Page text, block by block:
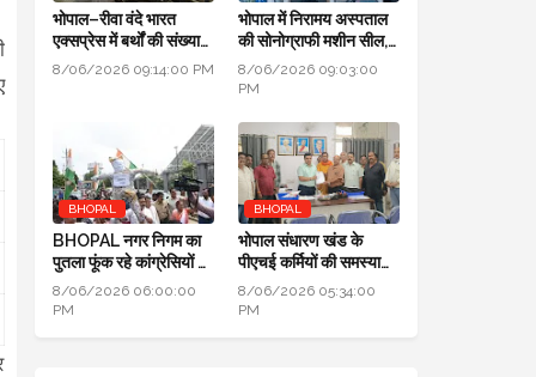
भोपाल–रीवा वंदे भारत
एक्सप्रेस में बर्थों की संख्या
डबल से ज्यादा हुई
8/06/2026 09:14:00 PM
भोपाल में निरामय अस्पताल
की सोनोग्राफी मशीन सील,
सीएमएचओ ने की कार्यवाही
8/06/2026 09:03:00
PM
BHOPAL
BHOPAL नगर निगम का
पुतला फूंक रहे कांग्रेसियों ने
कहा: जब एरिया कमर्शियल
नहीं तो टैक्स क्यों लिया
8/06/2026 06:00:00
PM
BHOPAL
भोपाल संधारण खंड के
पीएचई कर्मियों की समस्याओं
का जल्द होगा निराकरण:
सुनील चतुर्वेदी SE-PHE
8/06/2026 05:34:00
PM